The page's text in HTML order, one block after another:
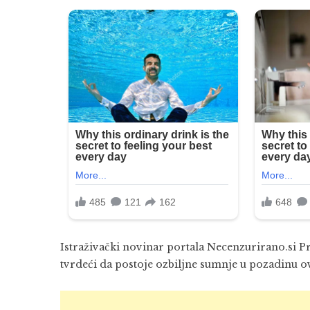
Istraživački novinar portala Necenzurirano.si
tvrdeći da postoje ozbiljne sumnje u pozadinu